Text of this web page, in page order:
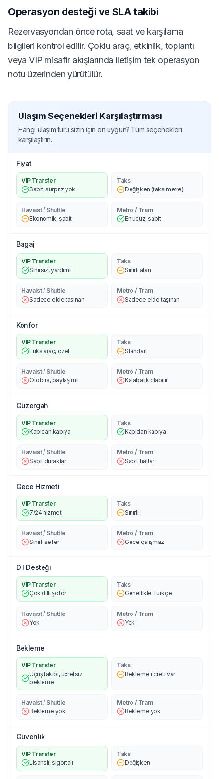
Operasyon desteği ve SLA takibi
Rezervasyondan önce rota, saat ve karşılama
bilgileri kontrol edilir. Çoklu araç, etkinlik, toplantı
veya VIP misafir akışlarında iletişim tek operasyon
notu üzerinden yürütülür.
Ulaşım Seçenekleri Karşılaştırması
Hangi ulaşım türü sizin için en uygun? Tüm seçenekleri
karşılaştırın.
Fiyat
VIP Transfer
Sabit, sürpriz yok
Taksi
Değişken (taksimetre)
Havaist / Shuttle
Ekonomik, sabit
Metro / Tram
En ucuz, sabit
Bagaj
VIP Transfer
Sınırsız, yardımlı
Taksi
Sınırlı alan
Havaist / Shuttle
Sadece elde taşınan
Metro / Tram
Sadece elde taşınan
Konfor
VIP Transfer
Lüks araç, özel
Taksi
Standart
Havaist / Shuttle
Otobüs, paylaşımlı
Metro / Tram
Kalabalık olabilir
Güzergah
VIP Transfer
Kapıdan kapıya
Taksi
Kapıdan kapıya
Havaist / Shuttle
Sabit duraklar
Metro / Tram
Sabit hatlar
Gece Hizmeti
VIP Transfer
7/24 hizmet
Taksi
Sınırlı
Havaist / Shuttle
Sınırlı sefer
Metro / Tram
Gece çalışmaz
Dil Desteği
VIP Transfer
Çok dilli şoför
Taksi
Genellikle Türkçe
Havaist / Shuttle
Yok
Metro / Tram
Yok
Bekleme
VIP Transfer
Uçuş takibi, ücretsiz
bekleme
Taksi
Bekleme ücreti var
Havaist / Shuttle
Bekleme yok
Metro / Tram
Bekleme yok
Güvenlik
VIP Transfer
Lisanslı, sigortalı
Taksi
Değişken